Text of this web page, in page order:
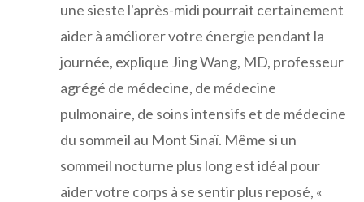
une sieste l'après-midi pourrait certainement
aider à améliorer votre énergie pendant la
journée, explique Jing Wang, MD, professeur
agrégé de médecine, de médecine
pulmonaire, de soins intensifs et de médecine
du sommeil au Mont Sinaï. Même si un
sommeil nocturne plus long est idéal pour
aider votre corps à se sentir plus reposé, «